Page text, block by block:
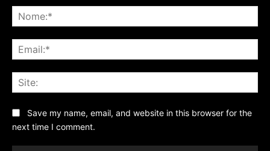
Save my name, email, and website in this browser for the
next time I comment.